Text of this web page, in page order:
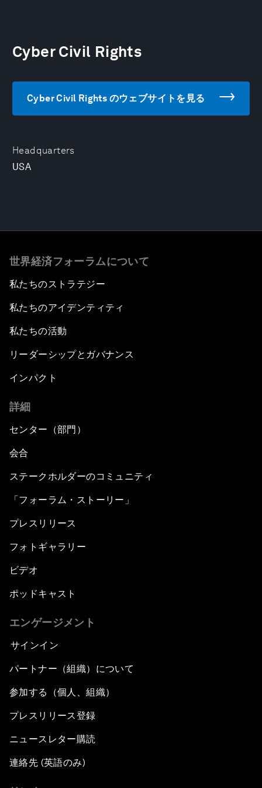
Headquarters
USA
Cyber Civil Rights
Cyber Civil Rights のウェブサイトを見る
世界経済フォーラムについて
私たちのストラテジー
私たちのアイデンティティ
私たちの活動
リーダーシップとガバナンス
インパクト
詳細
センター（部門）
会合
ステークホルダーのコミュニティ
「フォーラム・ストーリー」
プレスリリース
フォトギャラリー
ビデオ
ポッドキャスト
エンゲージメント
サインイン
パートナー（組織）について
参加する（個人、組織）
プレスリリース登録
ニュースレター購読
連絡先 (英語のみ)